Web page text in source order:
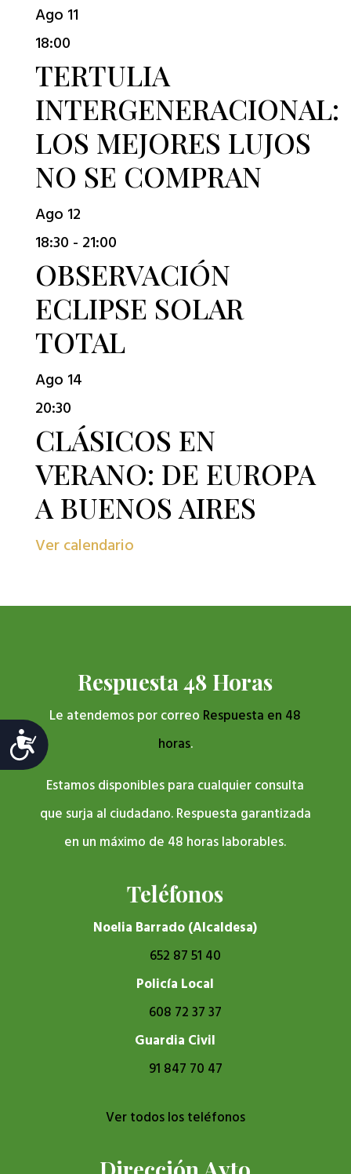
Accesibilidad
Ago 11
18:00
TERTULIA
INTERGENERACIONAL:
LOS MEJORES LUJOS
NO SE COMPRAN
Ago 12
18:30 - 21:00
OBSERVACIÓN
ECLIPSE SOLAR
TOTAL
Ago 14
20:30
CLÁSICOS EN
VERANO: DE EUROPA
A BUENOS AIRES
Ver calendario
Respuesta 48 Horas
Le atendemos por correo Respuesta en 48
horas.
Estamos disponibles para cualquier consulta
que surja al ciudadano. Respuesta garantizada
en un máximo de 48 horas laborables.
Teléfonos
Noelia Barrado (Alcaldesa)
652 87 51 40
Policía Local
608 72 37 37
Guardia Civil
91 847 70 47
Ver todos los teléfonos